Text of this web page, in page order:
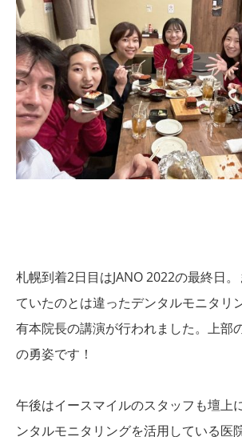
札幌到着2日目はJANO 2022の最終日。
ていたのとは違ったデンタルモニタリ
有本院長の講演が行われました。上部
の勇姿です！
午後はイースマイルのスタッフも壇上
ンタルモニタリングを活用している医